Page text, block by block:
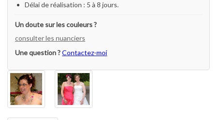
Délai de réalisation : 5 à 8 jours.
Un doute sur les couleurs ?
consulter les nuanciers
Une question ?Contactez-moi